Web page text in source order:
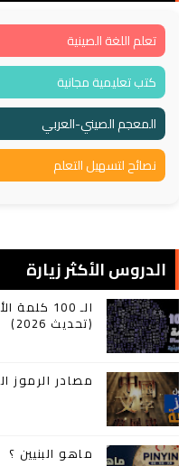
تعلم اللغة الصينية
كتب تعليمية مجانية
المعجم الصيني-العربي
نصائح لتسهيل التعلم
الدروس الأكثر زيارة
الـ 100
(تحديث 2026)
مصادر الرموز
ماهو البنيين ؟